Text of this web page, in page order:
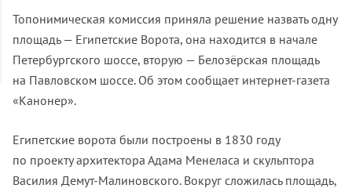
Топонимическая комиссия приняла решение назвать одну
площадь — Египетские Ворота, она находится в начале
Петербургского шоссе, вторую — Белозёрская площадь
на Павловском шоссе. Об этом сообщает интернет-газета
«Канонер».
Египетские ворота были построены в 1830 году
по проекту архитектора Адама Менеласа и скульптора
Василия Демут-Малиновского. Вокруг сложилась площадь,